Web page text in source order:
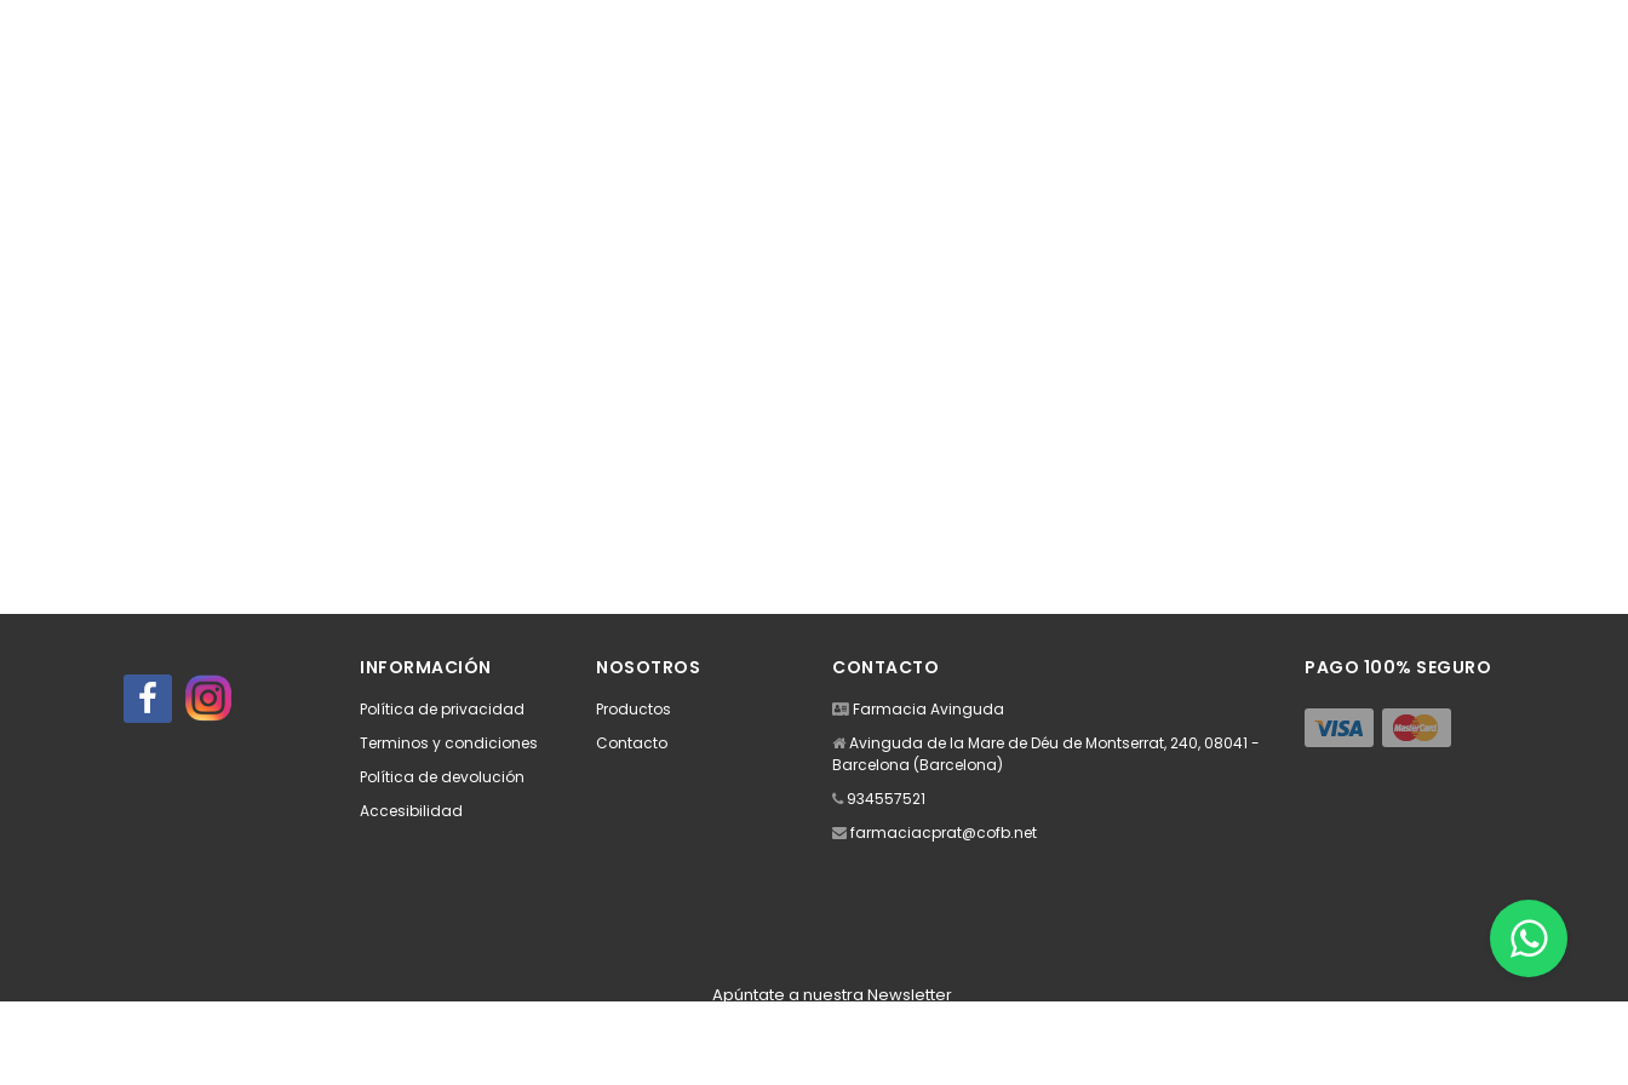
INFORMACIÓN
Política de privacidad
Terminos y condiciones
Política de devolución
Accesibilidad
NOSOTROS
Productos
Contacto
CONTACTO
Farmacia Avinguda
Avinguda de la Mare de Déu de Montserrat, 240, 08041 -
Barcelona (Barcelona)
934557521
farmaciacprat@cofb.net
PAGO 100% SEGURO
Apúntate a nuestra Newsletter